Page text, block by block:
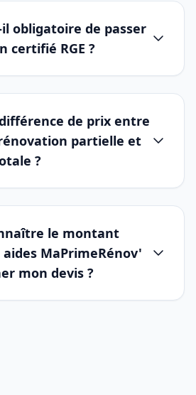
obligatoire de passer
certifié RGE ?
de prix entre
partielle et
?
le montant
MaPrimeRénov'
mon devis ?